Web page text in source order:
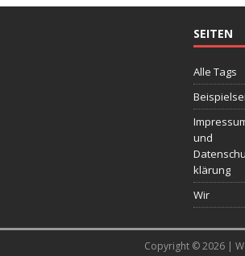
SEITEN
Alle Tags
und
klärung
Wir
Copyright © 2026 |